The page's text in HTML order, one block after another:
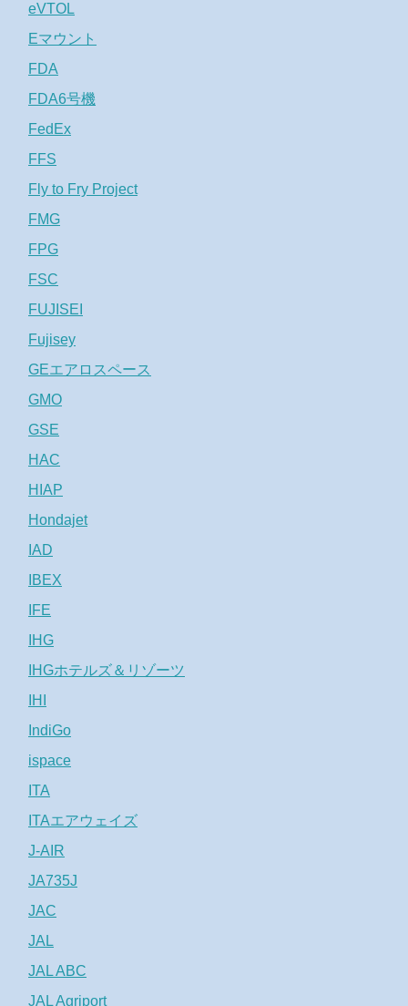
eVTOL
Eマウント
FDA
FDA6号機
FedEx
FFS
Fly to Fry Project
FMG
FPG
FSC
FUJISEI
Fujisey
GEエアロスペース
GMO
GSE
HAC
HIAP
Hondajet
IAD
IBEX
IFE
IHG
IHGホテルズ＆リゾーツ
IHI
IndiGo
ispace
ITA
ITAエアウェイズ
J-AIR
JA735J
JAC
JAL
JAL ABC
JAL Agriport